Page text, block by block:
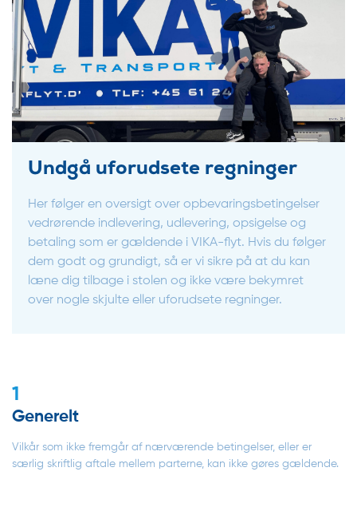
Undgå uforudsete regninger
Her følger en oversigt over opbevaringsbetingelser
vedrørende indlevering, udlevering, opsigelse og
betaling som er gældende i VIKA-flyt. Hvis du følger
dem godt og grundigt, så er vi sikre på at du kan
læne dig tilbage i stolen og ikke være bekymret
over nogle skjulte eller uforudsete regninger.
1
Generelt
Vilkår som ikke fremgår af nærværende betingelser, eller er
særlig skriftlig aftale mellem parterne, kan ikke gøres gældende.